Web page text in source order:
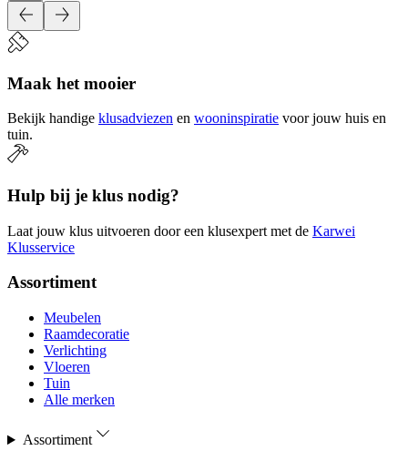
Maak het mooier
Bekijk handige klusadviezen en wooninspiratie voor jouw huis en
tuin.
Hulp bij je klus nodig?
Laat jouw klus uitvoeren door een klusexpert met de Karwei
Klusservice
Assortiment
Meubelen
Raamdecoratie
Verlichting
Vloeren
Tuin
Alle merken
Assortiment